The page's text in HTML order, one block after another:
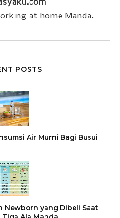
at home Manda.
POSTS
Air Murni Bagi Busui
Newborn yang Dibeli Saat